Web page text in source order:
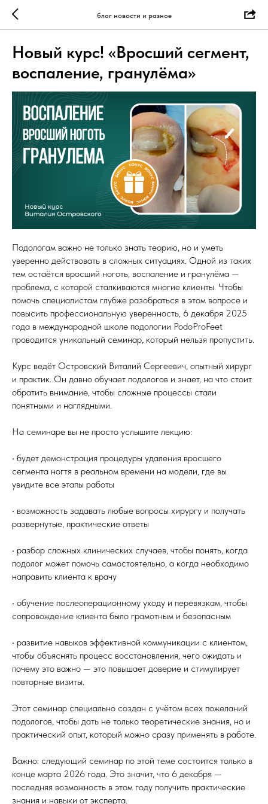
блог новости и разное
Новый курс! «Вросший сегмент,
воспаление, гранулёма»
Подологам важно не только знать теорию, но и уметь
уверенно действовать в сложных ситуациях. Одной из таких
тем остаётся вросший ноготь, воспаление и гранулёма —
проблема, с которой сталкиваются многие клиенты. Чтобы
помочь специалистам глубже разобраться в этом вопросе и
повысить профессиональную уверенность, 6 декабря 2025
года в международной школе подологии PodoProFeet
проводится уникальный семинар, который нельзя пропустить.
Курс ведёт Островский Виталий Сергеевич, опытный хирург
и практик. Он давно обучает подологов и знает, на что стоит
обратить внимание, чтобы сложные процессы стали
понятными и наглядными.
На семинаре вы не просто услышите лекцию:
• будет демонстрация процедуры удаления вросшего
сегмента ногтя в реальном времени на модели, где вы
увидите все этапы работы
• возможность задавать любые вопросы хирургу и получать
развернутые, практические ответы
• разбор сложных клинических случаев, чтобы понять, когда
подолог может помочь самостоятельно, а когда необходимо
направить клиента к врачу
• обучение послеоперационному уходу и перевязкам, чтобы
сопровождение клиента было грамотным и безопасным
• развитие навыков эффективной коммуникации с клиентом,
чтобы объяснять процесс восстановления, чего ожидать и
почему это важно — это повышает доверие и стимулирует
повторные визиты.
Этот семинар специально создан с учётом всех пожеланий
подологов, чтобы дать не только теоретические знания, но и
практический опыт, который можно сразу применять в работе.
Важно: следующий семинар по этой теме состоится только в
конце марта 2026 года. Это значит, что 6 декабря —
последняя возможность в этом году получить практические
знания и навыки от эксперта.